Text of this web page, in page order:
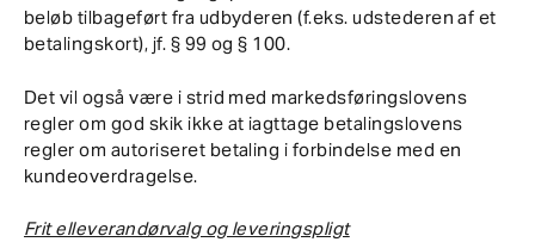
beløb tilbageført fra udbyderen (f.eks. udstederen af et
betalingskort), jf. § 99 og § 100.
Det vil også være i strid med markedsføringslovens
regler om god skik ikke at iagttage betalingslovens
regler om autoriseret betaling i forbindelse med en
kundeoverdragelse.
Frit elleverandørvalg og leveringspligt